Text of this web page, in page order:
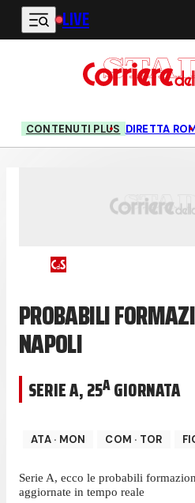
Vai al contenuto principale
LIVE
CONTENUTI PLUS DIRETTA
PROBABILI
NAPOLI
SERIE A,25AGIORNATA
ATA· MON COM · TOR
Serie A, ecco le probabili
aggiornate in tempo reale